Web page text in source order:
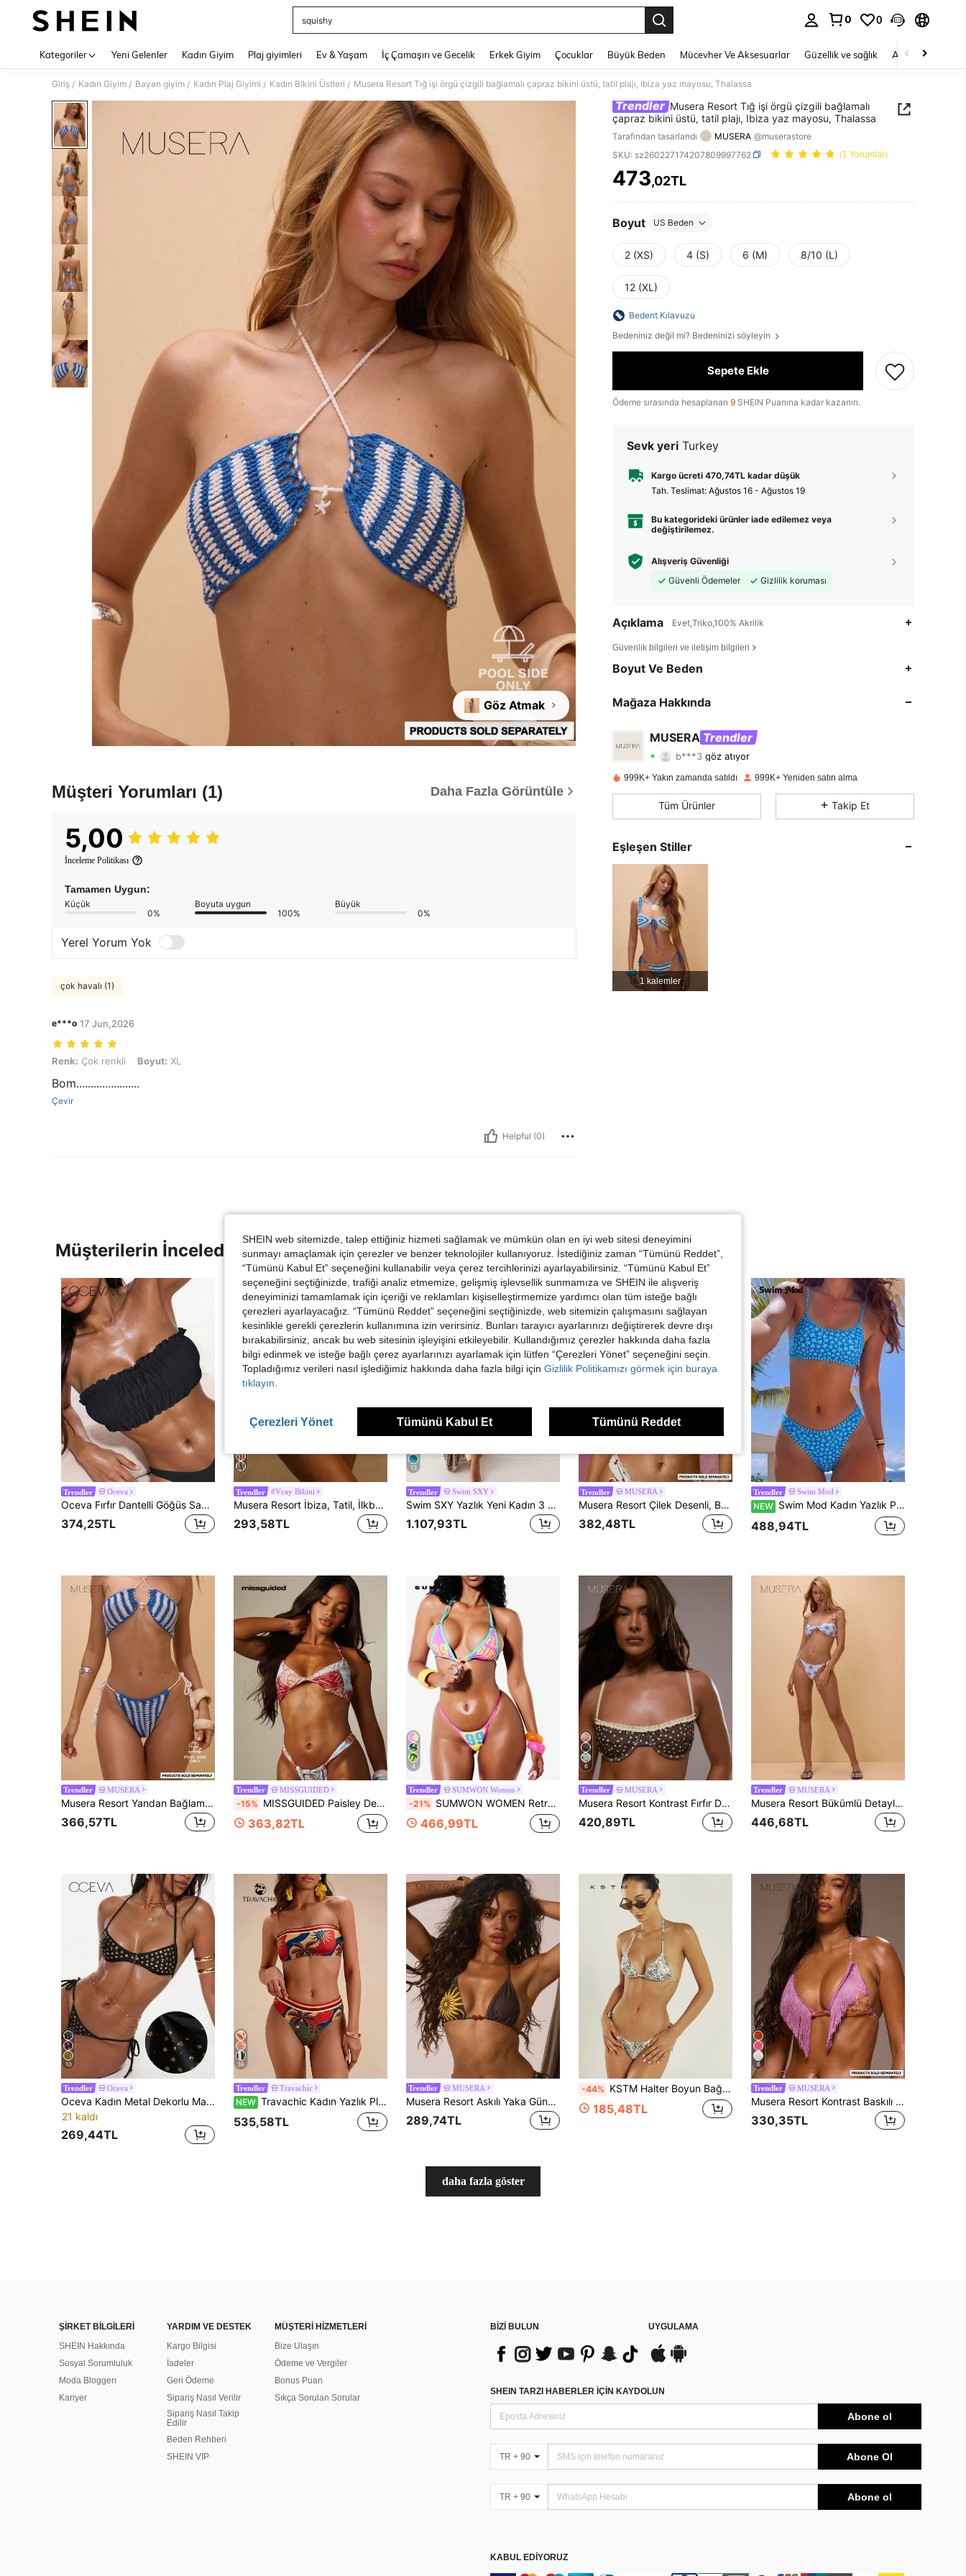
squishy
0 0
Kategoriler Yeni Gelenler Kadın Giyim Plaj giyimleri Ev & Yaşam İç Çamaşırı ve Gecelik Erkek Giyim Çocuklar Büyük Beden Mücevher Ve Aksesuarlar Güzellik ve sağlık Ayakkabı
Giriş / Kadın Giyim / Bayan giyim / Kadın Plaj Giyimi / Kadın Bikini Üstleri / Musera Resort Tığ işi örgü çizgili bağlamalı çapraz bikini üstü, tatil plajı, Ibiza yaz mayosu, Thalassa
Göz Atmak
Müşteri Yorumları (1) Daha Fazla Görüntüle
5,00
İnceleme Politikası
Tamamen Uygun:
Küçük
0%
Boyuta uygun
100%
Büyük
0%
Yerel Yorum Yok
çok havalı (1)
e***o 17 Jun,2026
Renk: Çok renkli, Boyut: XL
Renk: Çok renkli Boyut: XL
Bom......................
Çevir
Helpful (0)
Trendler Musera Resort Tığ işi örgü çizgili bağlamalı
çapraz bikini üstü, tatil plajı, Ibiza yaz mayosu, Thalassa
Tarafından tasarlandı MUSERA @muserastore
SKU: sz260227174207809997762
(1 Yorumlar)
PRICE AND AVAILABILITY
473,02TL
Boyut US Beden
2 (XS) 4 (S) 6 (M) 8/10 (L)
12 (XL)
Bedent Kılavuzu
Bedeniniz değil mi? Bedeninizi söyleyin
Sepete Ekle
Ödeme sırasında hesaplanan 9 SHEIN Puanına kadar kazanın.
Sevk yeri Turkey
Kargo ücreti 470,74TL kadar düşük
Tah. Teslimat: Ağustos 16 - Ağustos 19
Bu kategorideki ürünler iade edilemez veya
değiştirilemez.
Alışveriş Güvenliği
Güvenli Ödemeler
Gizlilik koruması
Açıklama Evet,Triko,100% Akrilik
Güvenlik bilgileri ve iletişim bilgileri
Boyut Ve Beden
Mağaza Hakkında
MUSERA Trendler
b***3göz atıyor
4,83 Derecelendirme
4,83 17K 4.3M
4,83
4,83
4,83
4,83
999K+ Yakın zamanda satıldı 999K+ Yeniden satın alma
Tüm Ürünler Takip Et
Eşleşen Stiller
1 kalemler
Müşterilerin İncelediği Diğer Ürünler
Trendler Oceva
Oceva Fırfır Dantelli Göğüs Sade Kadın Bikini Üstleri
374,25TL
Trendler #Vcay Bikini
Musera Resort İbiza, Tatil, İlkbahar, Yaz, Plaj, Mayo için Çift Bağcıklı Yan Baskılı Bikini Altı - Grafik Soyut Baskı
293,58TL
13
Trendler Swim SXY
Swim SXY Yazlık Yeni Kadın 3 Parçalı Set, Gradyan İpli Askılı Crop Top ve Yandan Bağlamalı Plaj Elbisesi, Bikini Takımı, Plaj Partisi Kıyafeti, Kadın Plaj Kıyafetleri, Rave Kıyafetleri, İki Parçalı Tatil Kıyafeti, Kadın Tatil Elbisesi, Bikini Takımı, Plaj Örtüsüyle Birlikte, 2 Parçalı Set, Bikini Örtüsü, Elbise, Kadın Plaj Kıyafetleri, Plaj Kıyafetleri, Kadın Elbisesi
1.107,93TL
Trendler MUSERA
Musera Resort Çilek Desenli, Büzgülü, Dantel Detaylı Bikini Üstü (Sadece Bikini Üstü), Kız Çocuklarına Uygun, İlkbahar Yaz Tatili İçin Sevimli Ekose Plaj Giyimi, Çilek Şatosu
382,48TL
Trendler Swim Mod
NEW Swim Mod Kadın Yazlık Plaj Mayo Seti, Minimalist Zarif Romantik Günlük Tatil Seksi Şirin Sevimli Şık, Çizgili Kenarlı Mavi Çiçek Desenli, Plaj, Resort, Spa, Müzik Festivali, Balayı Seyahati ve Günlük Tatil Ortamları İçin Uygun
488,94TL
Trendler MUSERA
Musera Resort Yandan Bağlamalı Çizgili Tığ Örgü Bikini Altı Sadece Yaz Tatili Boho Tatil Yaz İlkbahar Thalassa
366,57TL
Trendler MISSGUIDED
-15% MISSGUIDED Paisley Desenli Boyundan Bağlamalı Bikini Üstü, Burgu Detaylı, Arkadan Bağlamalı, Üçgen Kesim, Yaz Plaj Tatili Mayo
363,82TL
4
Trendler SUMWON Women
-21% SUMWON WOMEN Retro 90'lar Grafik Baskılı Üçgen Askılı Bikini Takımı, Tanga Alt ve Renk Bloklu Tasarım
466,99TL
6
Trendler MUSERA
Musera Resort Kontrast Fırfır Detaylı Zarif Puantiyeli Mikro Kupalı Bikini Üstü Seksi Eğlenceli İlkbahar Yaz Plaj Muhteşem Grafik Tatil
420,89TL
Trendler MUSERA
Musera Resort Bükümlü Detaylı Halter Yaka Boncuklu Askılı Boho Güneş Bikini Üstü Sadece Mayo Yaz Yüzme Plajı Yunan Akdeniz Tatili Günlük Thalassa
446,68TL
10
Trendler Oceva
Oceva Kadın Metal Dekorlu Mayo Üstü Tatil Plajı Plaj Partisi Parti Tatil Siyah Beyaz Puantiyeli Puantiyeli Yaz
21 kaldı
269,44TL
36
Trendler Travachic
NEW Travachic Kadın Yazlık Plaj Palmiye Ağacı Baskılı Bandeau Seksi Moda İki Parça Bikini Mayo Seti
535,58TL
Trendler MUSERA
Musera Resort Askılı Yaka Güneş Baskılı Üçgen Bikini Üstü Sadece İlkbahar Yaz Tatili Seksi Boho Ibiza Festivali Plaj Yüzme Kumları Grafik Tatil Festivali
289,74TL
-44% KSTM Halter Boyun Bağlamalı Üçgen Bikini Üstü, Hayvan Leopar Desenli, Yan İpli Bağlamalı, Yazlık Plaj Mayo
185,48TL
6
Trendler MUSERA
Musera Resort Kontrast Baskılı Püsküllü Bikini Üstü, Plaj, Kız Çocukları İçin, İlkbahar, Yaz Tatili, Gece Dışarı Çıkma, Şirin Etkinlik, Altın Kumlar
330,35TL
daha fazla göster
ŞİRKET BİLGİLERİ
SHEIN Hakkında
Sosyal Sorumluluk
Moda Bloggerı
Kariyer
YARDIM VE DESTEK
Kargo Bilgisi
İadeler
Geri Ödeme
Sipariş Nasıl Verilir
Sipariş Nasıl Takip
Edilir
Beden Rehberi
SHEIN VIP
MÜŞTERİ HİZMETLERİ
Bize Ulaşın
Ödeme ve Vergiler
Bonus Puan
Sıkça Sorulan Sorular
BİZİ BULUN UYGULAMA
SHEIN TARZI HABERLER IÇIN KAYDOLUN
Abone ol
TR + 90 Abone Ol
TR + 90 Abone ol
KABUL EDIYORUZ
SHEIN web sitemizde, talep ettiğiniz hizmeti sağlamak ve mümkün olan en iyi web sitesi deneyimini
sunmayı amaçlamak için çerezler ve benzer teknolojiler kullanıyoruz. İstediğiniz zaman “Tümünü Reddet”,
“Tümünü Kabul Et” seçeneğini kullanabilir veya çerez tercihlerinizi ayarlayabilirsiniz. “Tümünü Kabul Et”
seçeneğini seçtiğinizde, trafiği analiz etmemize, gelişmiş işlevsellik sunmamıza ve SHEIN ile alışveriş
deneyiminizi tamamlamak için içeriği ve reklamları kişiselleştirmemize yardımcı olan tüm isteğe bağlı
çerezleri ayarlayacağız. “Tümünü Reddet” seçeneğini seçtiğinizde, web sitemizin çalışmasını sağlayan
kesinlikle gerekli çerezlerin kullanımına izin verirsiniz. Bunları tarayıcı ayarlarınızı değiştirerek devre dışı
bırakabilirsiniz, ancak bu web sitesinin işleyişini etkileyebilir. Kullandığımız çerezler hakkında daha fazla
bilgi edinmek ve isteğe bağlı çerez ayarlarınızı ayarlamak için lütfen “Çerezleri Yönet” seçeneğini seçin.
Topladığımız verileri nasıl işlediğimiz hakkında daha fazla bilgi için Gizlilik Politikamızı görmek için buraya
tıklayın.
Çerezleri Yönet Tümünü Kabul Et Tümünü Reddet